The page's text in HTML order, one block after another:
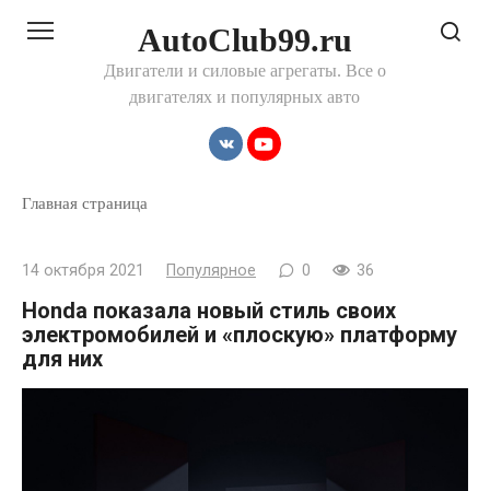
AutoClub99.ru
Двигатели и силовые агрегаты. Все о
двигателях и популярных авто
Главная страница
14 октября 2021 Популярное 0 36
Honda показала новый стиль своих
электромобилей и «плоскую» платформу
для них